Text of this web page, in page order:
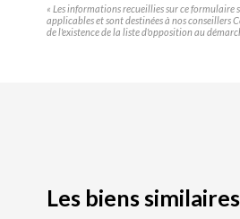
« Les informations recueillies sur ce formulaire
applicables et sont destinées à nos conseillers
de l'existence de la liste d'opposition au
Les biens similaires